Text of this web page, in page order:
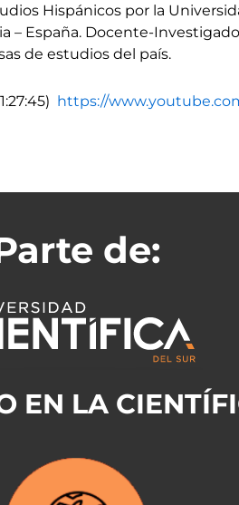
Hispánicos por la
– España. Docente-
de estudios del país.
https://
de:
EN LA